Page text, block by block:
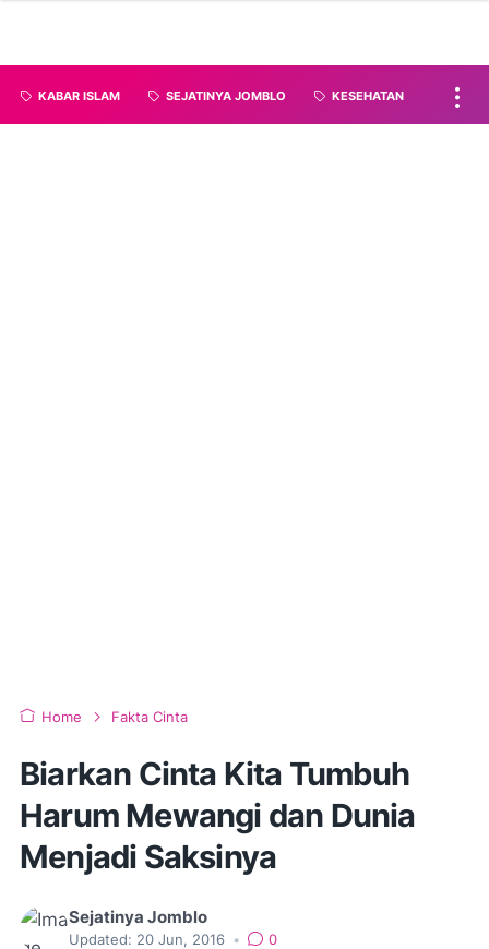
KABAR ISLAM SEJATINYA JOMBLO KESEHATAN
Home Fakta Cinta
Biarkan Cinta Kita Tumbuh
Harum Mewangi dan Dunia
Menjadi Saksinya
Sejatinya Jomblo
Updated: 20 Jun, 2016 •
0